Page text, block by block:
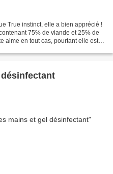
True instinct, elle a bien apprécié !
75℅ de viande et 25℅ de
aime en tout cas, pourtant elle est